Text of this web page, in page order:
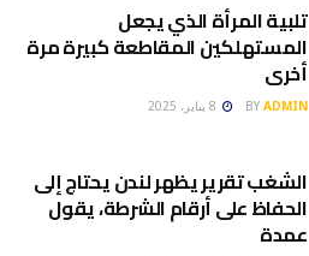
تلبية المرأة الذي يجعل
المستهلكين المقاطعة كبيرة مرة
أخرى
BY ADMIN
الشغب تقرير يظهر لندن يحتاج إلى
الحفاظ على أرقام الشرطة، يقول
عمدة